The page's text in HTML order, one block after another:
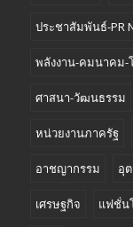
ประชาสัมพันธ์-PR
พลังงาน-คมนาคม-
ศาสนา-วัฒนธรรม
หน่วยงานภาครัฐ
อาชญากรรม อุ
เศรษฐกิจ แฟชั่น